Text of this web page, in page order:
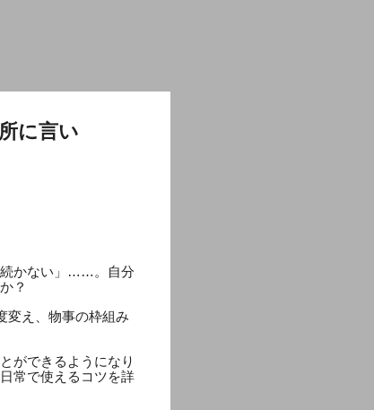
に言い
続かない」……。自分
？
変え、物事の枠組み
ができるようになり
常で使えるコツを詳